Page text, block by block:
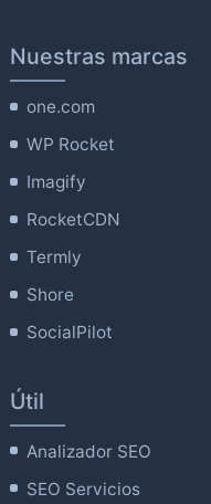
Nuestras marcas
one.com
WP Rocket
Imagify
RocketCDN
Termly
Shore
SocialPilot
Útil
Analizador SEO
SEO Servicios